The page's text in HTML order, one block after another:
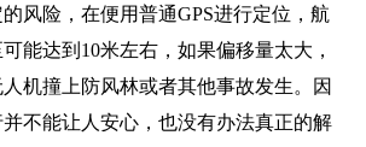
风险，在便用普通GPS进行定位，航
能达到10米左右，如果偏移量太大，
机撞上防风林或者其他事故发生。因
不能让人安心，也没有办法真正的解